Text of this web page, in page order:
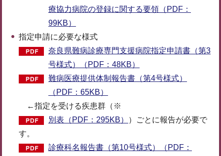
療協力病院の登録に関する要領（PDF：
99KB）
指定申請に必要な様式
奈良県難病診療専門支援病院指定申請書（第3
号様式）（PDF：48KB）
難病医療提供体制報告書（第4号様式）
（PDF：65KB）
←指定を受ける疾患群（※
別表（PDF：295KB）
）ごとに報告が必要で
す。
診療科名報告書（第10号様式）（PDF：